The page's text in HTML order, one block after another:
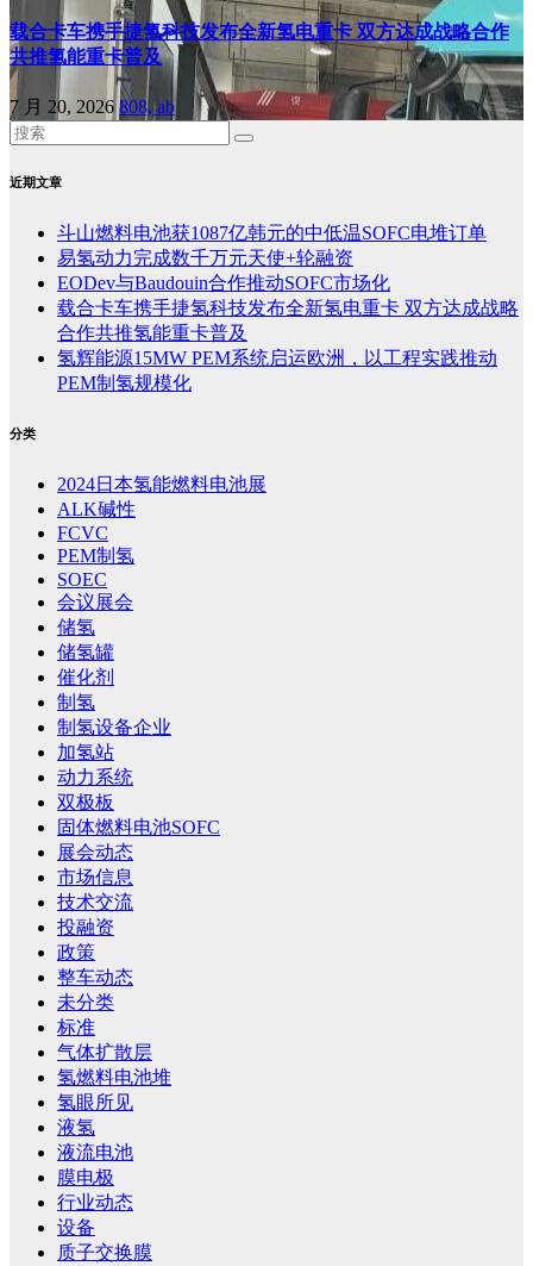
载合卡车携手捷氢科技发布全新氢电重卡 双方达成战略合作
共推氢能重卡普及
7 月 20, 2026808, ab
近期文章
斗山燃料电池获1087亿韩元的中低温SOFC电堆订单
易氢动力完成数千万元天使+轮融资
EODev与Baudouin合作推动SOFC市场化
载合卡车携手捷氢科技发布全新氢电重卡 双方达成战略
合作共推氢能重卡普及
氢辉能源15MW PEM系统启运欧洲，以工程实践推动
PEM制氢规模化
分类
2024日本氢能燃料电池展
ALK碱性
FCVC
PEM制氢
SOEC
会议展会
储氢
储氢罐
催化剂
制氢
制氢设备企业
加氢站
动力系统
双极板
固体燃料电池SOFC
展会动态
市场信息
技术交流
投融资
政策
整车动态
未分类
标准
气体扩散层
氢燃料电池堆
氢眼所见
液氢
液流电池
膜电极
行业动态
设备
质子交换膜